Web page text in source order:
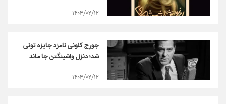
۱۴۰۴/۰۲/۱۲
جورج کلونی نامزد جایزه تونی
شد؛ دنزل واشینگتن جا ماند
۱۴۰۴/۰۲/۱۲